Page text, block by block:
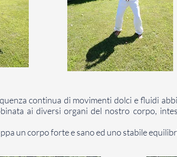
continua di movimenti dolci e fluidi
ai diversi organi del nostro corpo,
un corpo forte e sano ed uno stabile